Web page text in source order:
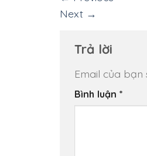
Next →
Trả lời
Email của bạn
Bình luận *